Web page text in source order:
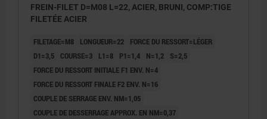
FREIN-FILET D=M08 L=22, ACIER, BRUNI, COMP:TIGE
FILETÉE ACIER
FILETAGE=M8 LONGUEUR=22
FORCE DU RESSORT=LÉGER
D1=3,5
COURSE=3 L1=8 P1=1,4 N=1,2
S=2,5
FORCE DU RESSORT INITIALE F1 ENV. N=4
FORCE DU RESSORT FINALE F2 ENV. N=16
COUPLE DE SERRAGE ENV. NM=1,05
COUPLE DE DESSERRAGE APPROX. EN NM=0,37